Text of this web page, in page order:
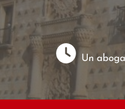
Un